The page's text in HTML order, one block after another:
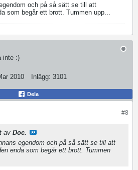
och på så sätt se till att
som begår ett brott. Tummen upp...
inte :)
2010 Inlägg: 3101
Dela
#8
av Doc.
egendom och på så sätt se till att
enda som begår ett brott. Tummen